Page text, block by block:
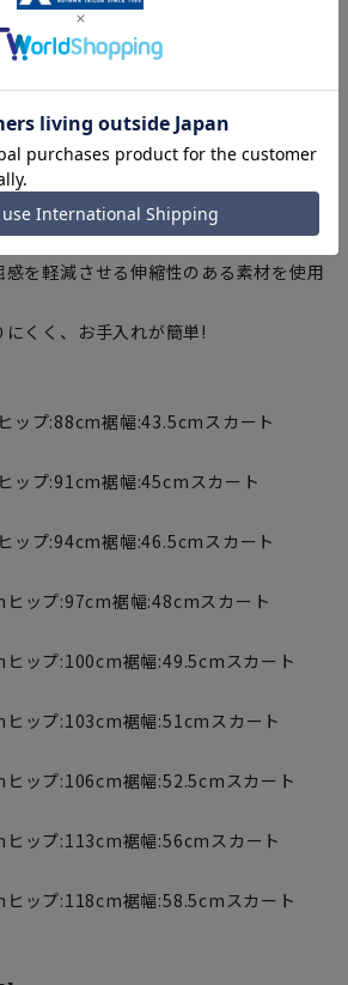
パンツ：22PS5514
は在庫切れの場合がございます。
ォッシャブル仕様・ネットに入れて洗濯
ーンの2通りの洗濯可
を軽減させる伸縮性のある素材を使用
くく、お手入れが簡単!
ップ:88cm裾幅:43.5cmスカート
ップ:91cm裾幅:45cmスカート
ップ:94cm裾幅:46.5cmスカート
ップ:97cm裾幅:48cmスカート
ップ:100cm裾幅:49.5cmスカート
ップ:103cm裾幅:51cmスカート
ップ:106cm裾幅:52.5cmスカート
ップ:113cm裾幅:56cmスカート
ップ:118cm裾幅:58.5cmスカート